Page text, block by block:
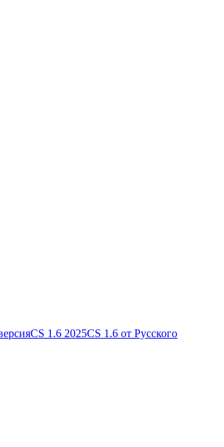
CS 1.6 2025CS 1.6 от Русского